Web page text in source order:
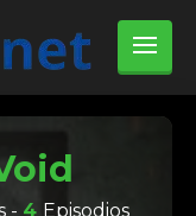
- 4 Episodios